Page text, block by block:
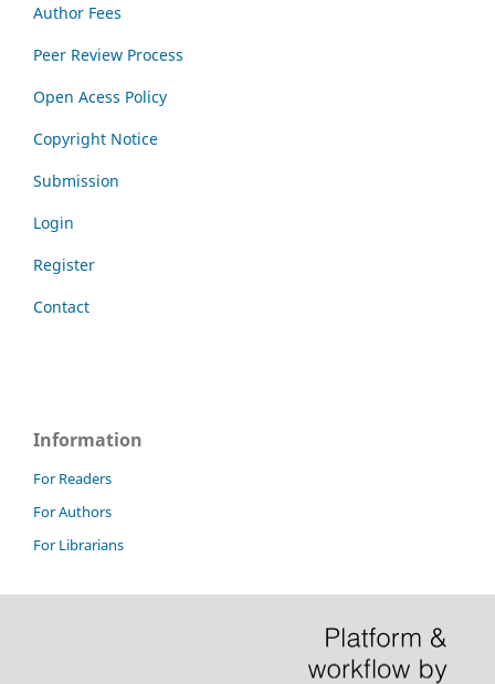
Author Fees
Peer Review Process
Open Acess Policy
Copyright Notice
Submission
Login
Register
Contact
Information
For Readers
For Authors
For Librarians